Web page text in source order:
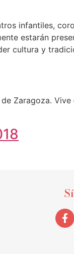
infantiles,
estarán
cultura y
Zaragoza.